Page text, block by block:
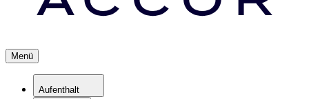
Menü
Aufenthalt